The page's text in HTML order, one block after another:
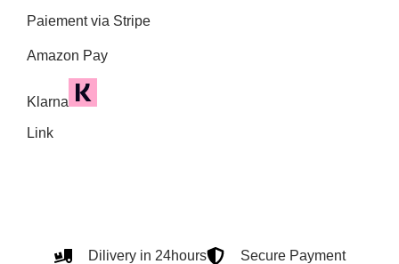
Paiement via Stripe
Amazon Pay
Klarna
Link
Dilivery in 24hours
Secure Payment